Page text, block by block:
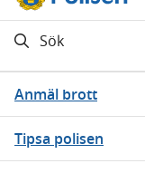
Sök
Anmäl brott
Tipsa polisen